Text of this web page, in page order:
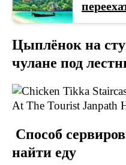
Цыплёнок на
чулане под
Способ
найти еду